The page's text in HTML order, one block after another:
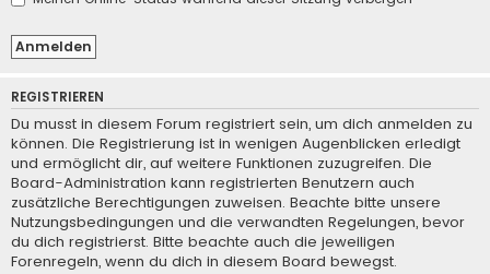
REGISTRIEREN
Du musst in diesem Forum registriert sein, um dich anmelden zu
können. Die Registrierung ist in wenigen Augenblicken erledigt
und ermöglicht dir, auf weitere Funktionen zuzugreifen. Die
Board-Administration kann registrierten Benutzern auch
zusätzliche Berechtigungen zuweisen. Beachte bitte unsere
Nutzungsbedingungen und die verwandten Regelungen, bevor
du dich registrierst. Bitte beachte auch die jeweiligen
Forenregeln, wenn du dich in diesem Board bewegst.